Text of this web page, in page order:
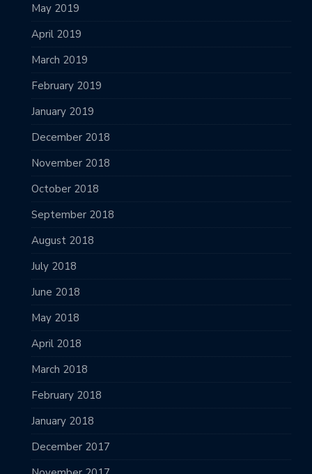
May 2019
April 2019
March 2019
February 2019
January 2019
December 2018
November 2018
October 2018
September 2018
August 2018
July 2018
June 2018
May 2018
April 2018
March 2018
February 2018
January 2018
December 2017